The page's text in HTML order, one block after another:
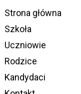
Strona główna
Szkoła
Uczniowie
Rodzice
Kandydaci